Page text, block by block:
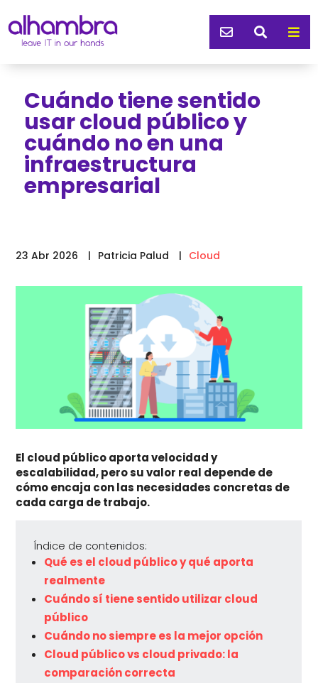
  
Cuándo tiene sentido
usar cloud público y
cuándo no en una
infraestructura
empresarial
23 Abr 2026 Patricia Palud Cloud
El cloud público aporta velocidad y
escalabilidad, pero su valor real depende de
cómo encaja con las necesidades concretas de
cada carga de trabajo.
Índice de contenidos:
Qué es el cloud público y qué aporta
realmente
Cuándo sí tiene sentido utilizar cloud
público
Cuándo no siempre es la mejor opción
Cloud público vs cloud privado: la
comparación correcta